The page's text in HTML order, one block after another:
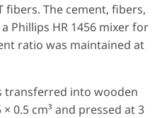
fibers. The cement, fibers,
Phillips HR 1456 mixer for
ratio was maintained at
transferred into wooden
0.5 cm³ and pressed at 3